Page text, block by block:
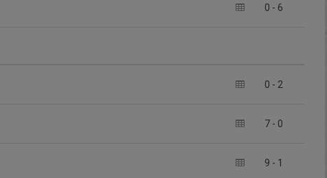
0 - 6
0 - 2
7 - 0
9 - 1